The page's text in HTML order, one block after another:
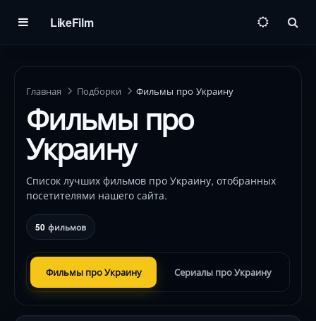
LikeFilm
Главная Подборки Фильмы про Украину
Фильмы про
Украину
Список лучших фильмов про Украину, отобранных
посетителями нашего сайта.
50 фильмов
Фильмы про Украину Сериалы про Украину